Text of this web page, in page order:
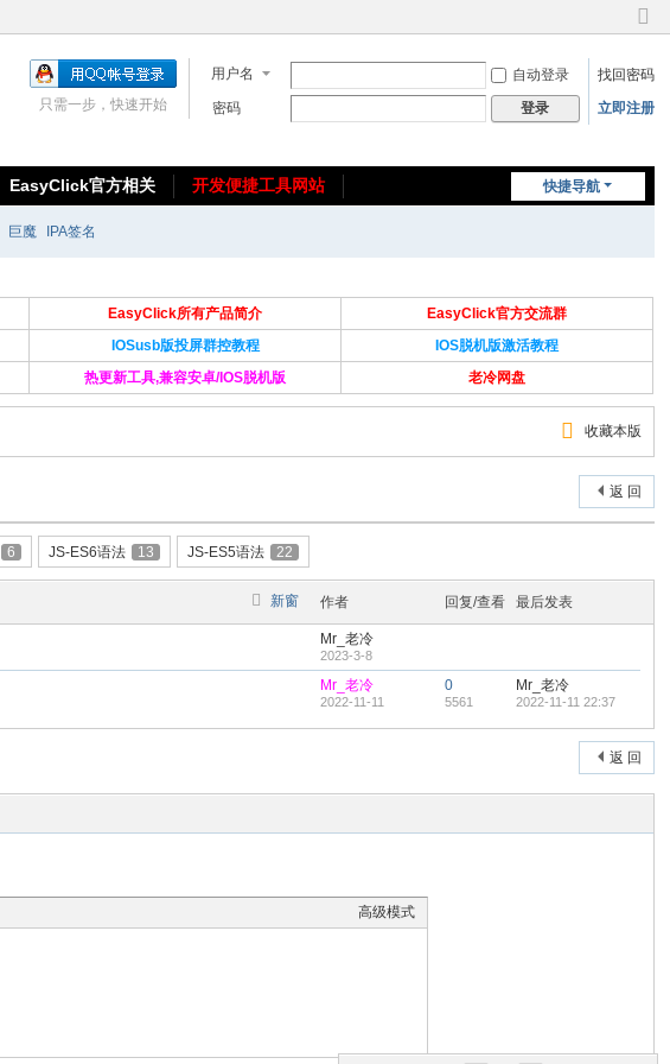
切
到
窄
用户名 自动登录
找回密码
密码
登录 立即注册
只需一步，快速开始
快捷导航
EasyClick官方相关
开发便捷工具网站
巨魔 IPA签名
EasyClick所有产品简介
EasyClick官方交流群
IOSusb版投屏群控教程
IOS脱机版激活教程
热更新工具,兼容安卓/IOS脱机版 老冷网盘
收藏本版
返 回
6 JS-ES6语法 13 JS-ES5语法 22
新窗 作者 回复/查看 最后发表
Mr_老冷
2023-3-8
Mr_老冷
2022-11-11
0
5561
Mr_老冷
2022-11-11 22:37
返 回
高级模式